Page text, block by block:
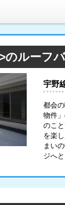
のルーフ
宇野
都会
物件
のこ
を楽
まい
ジへ